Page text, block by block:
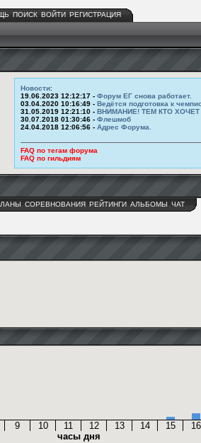
ПОИСК ВОЙТИ РЕГИСТРАЦИЯ
Новости:
19.06.2023 12:12:17 - Форум ЕГ снова работает.
03.04.2020 10:16:49 - Ведётся подготовка к
31.05.2019 12:21:10 - ВНИМАНИЕ! ТЕМ КТО
30.07.2018 01:30:46 - Флешмоб
24.04.2018 12:06:56 - Адрес Форума.
FAQ по тегам форума
FAQ по гильдиям
СОРЕВНОВАНИЯ РЕЙТИНГИ АЛЬБОМЫ ЧАТ
9 10 11 12 13 14 15 16
часы дня